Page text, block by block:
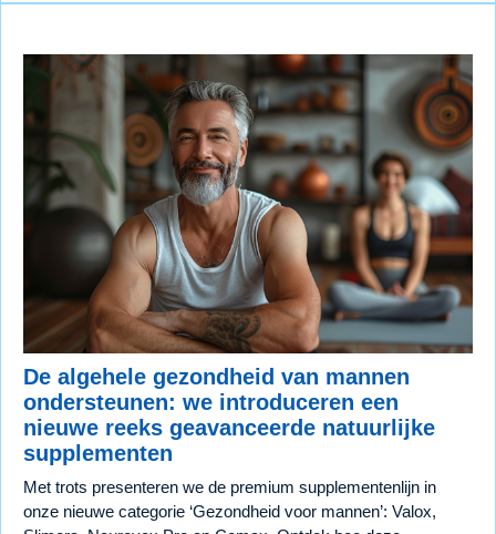
De algehele gezondheid van mannen
ondersteunen: we introduceren een
nieuwe reeks geavanceerde natuurlijke
supplementen
Met trots presenteren we de premium supplementenlijn in
onze nieuwe categorie ‘Gezondheid voor mannen’: Valox,